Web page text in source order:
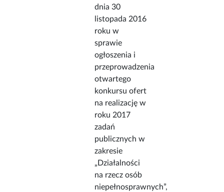
dnia 30
listopada 2016
roku w
sprawie
ogłoszenia i
przeprowadzenia
otwartego
konkursu ofert
na realizację w
roku 2017
zadań
publicznych w
zakresie
„Działalności
na rzecz osób
niepełnosprawnych”,